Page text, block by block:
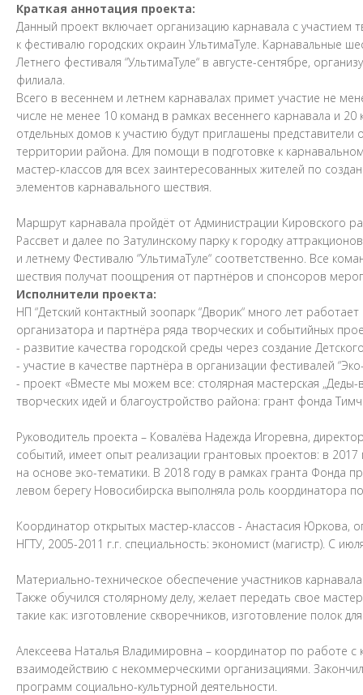
Краткая аннотация проекта:
Данный проект включает организацию карнавала с участием
к фестивалю городских окраин УльтимаТуле. Карнавальные
Летнего фестиваля “УльтимаТуле“ в августе-сентябре,
филиала.
Всего в весеннем и летнем карнавалах примет участие не
числе не менее 10 команд в рамках весеннего карнавала и
отдельных домов к участию будут приглашены
территории района. Для помощи в подготовке к
мастер-классов для всех заинтересованных жителей по
элементов карнавального шествия.
Маршрут карнавала пройдёт от Администрации Кировского
Рассвет и далее по Затулинскому парку к городку
и летнему Фестивалю “УльтимаТуле“ соответственно. Все
шествия получат поощрения от партнёров и спонсоров
Исполнители проекта:
НП “Детский контактный зоопарк “Дворик“ много лет
организатора и партнёра ряда творческих и событийных
- развитие качества городской среды через создание
- участие в качестве партнёра в организации фестивалей
- проект «Вместе мы можем все: столярная мастерская
творческих идей и благоустройство района: грант фонда
Руководитель проекта – Ковалёва Надежда Игоревна,
событий, имеет опыт реализации грантовых проектов: в
на основе эко-тематики. В 2018 году в рамках гранта Фонда
левом берегу Новосибирска выполняла роль координатора
Координатор открытых мастер-классов - Анастасия Юркова,
НГТУ, 2005-2011 г.г. специальность: экономист (магистр). C
Материально-техническое обеспечение участников
Также обучился столярному делу, желает передать свое
такие как: изготовление скворечников, изготовление полок
Алексеева Наталья Владимировна – координатор по работе
взаимодействию с некоммерческими организациями.
программ социально-культурной деятельности.